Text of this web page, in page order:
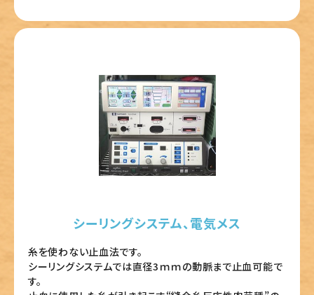
シーリングシステム、電気メス
糸を使わない止血法です。
シーリングシステムでは直径3ｍｍの動脈まで止血可能で
す。